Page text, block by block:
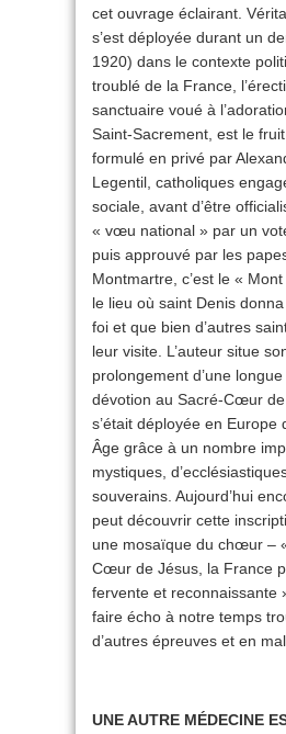
cet ouvrage éclairant.
s’est déployée durant un
1920) dans le contexte
troublé de la France,
sanctuaire voué à
Saint-Sacrement, est le
formulé en privé par
Legentil, catholiques
sociale, avant d’être
« vœu national » par un
puis approuvé par les
Montmartre, c’est le «
le lieu où saint Denis
foi et que bien d’autres
leur visite. L’auteur situe
prolongement d’une
dévotion au Sacré-Cœur
s’était déployée en Europe
Âge grâce à un nombre
mystiques,
souverains. Aujourd’hui
peut découvrir cette
une mosaïque du chœur –
Cœur de Jésus, la France
fervente et reconnaissante
faire écho à notre temps
d’autres épreuves et en
UNE AUTRE MÉDECINE